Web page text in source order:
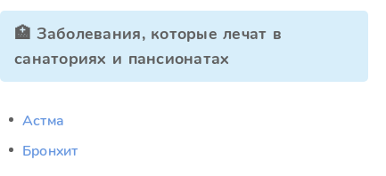
🏥 Заболевания, которые лечат в
санаториях и пансионатах
Астма
Бронхит